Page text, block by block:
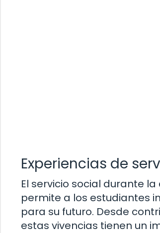
Experiencias de
El servicio social durante
permite a los estudiantes
para su futuro. Desde
estas vivencias tienen un